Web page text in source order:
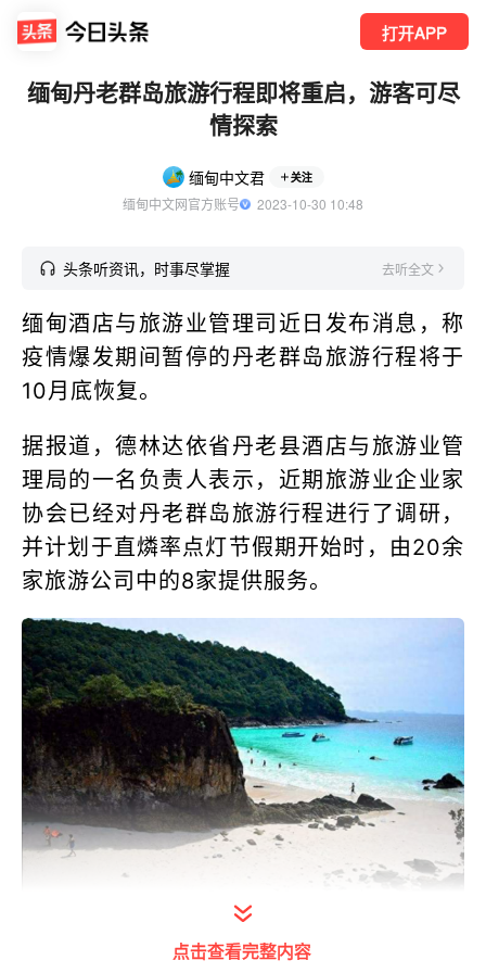
打开APP
缅甸丹老群岛旅游行程即将重启，游客可尽
情探索
缅甸中文君 关注
缅甸中文网官方账号
  2023-10-30 10:48
头条听资讯，时事尽掌握 去听全文
缅甸酒店与旅游业管理司近日发布消息，称
疫情爆发期间暂停的丹老群岛旅游行程将于
10月底恢复。
据报道，德林达依省丹老县酒店与旅游业管
理局的一名负责人表示，近期旅游业企业家
协会已经对丹老群岛旅游行程进行了调研，
并计划于直燐率点灯节假期开始时，由20余
家旅游公司中的8家提供服务。
点击查看完整内容